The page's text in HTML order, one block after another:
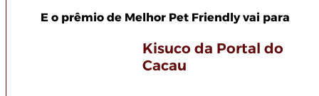
E o prêmio de Melhor Pet Friendly vai para
Kisuco da Portal do
Cacau